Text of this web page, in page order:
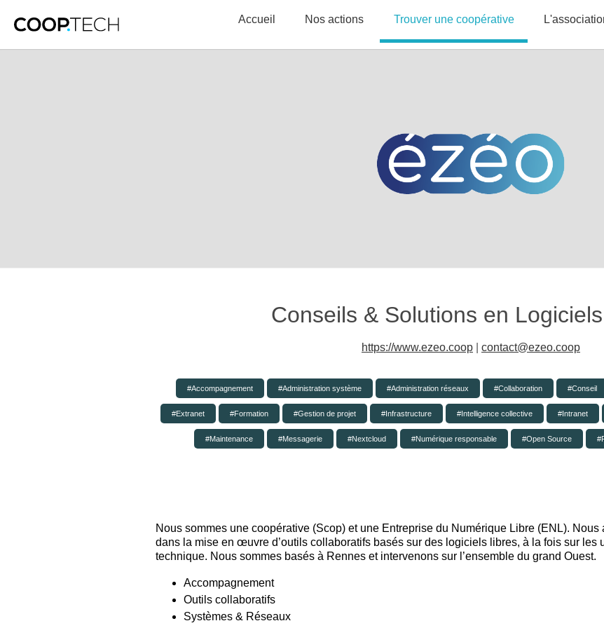
Accueil Nos actions Trouver une coopérative
Conseils & Solutions en
https://www.ezeo.coop contact@ezeo.coop
Accompagnement Administration système Administration réseaux Collaboration Conseil
Extranet Formation Gestion de projet Infrastructure Intelligence collective Intranet
Maintenance Messagerie Nextcloud Numérique responsable Open Source
Nous sommes une coopérative (Scop) et une Entreprise du Numérique Libre (ENL).
dans la mise en œuvre d’outils collaboratifs basés sur des logiciels libres, à la fois sur les
technique. Nous sommes basés à Rennes et intervenons sur l’ensemble du grand Ouest.
Accompagnement
Outils collaboratifs
Systèmes & Réseaux